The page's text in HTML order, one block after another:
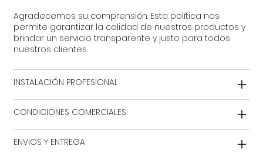
Agradecemos su comprensión. Esta política nos
permite garantizar la calidad de nuestros productos y
brindar un servicio transparente y justo para todos
nuestros clientes.
INSTALACIÓN PROFESIONAL
CONDICIONES COMERCIALES
ENVIOS Y ENTREGA